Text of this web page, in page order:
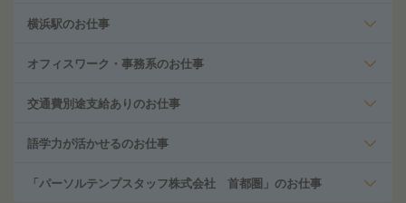
横浜駅のお仕事
オフィスワーク・事務系のお仕事
交通費別途支給ありのお仕事
語学力が活かせるのお仕事
「パーソルテンプスタッフ株式会社 首都圏」のお仕事